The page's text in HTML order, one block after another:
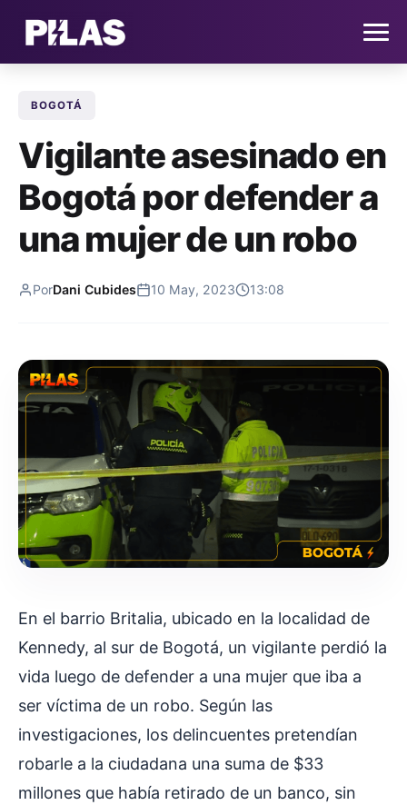
NOTICIAS
QUIÉNES SOMOS
CONTACTO
BOGOTÁ
Vigilante asesinado en
Bogotá por defender a
una mujer de un robo
PorDani Cubides 10 May, 2023 13:08
En el barrio Britalia, ubicado en la localidad de
Kennedy, al sur de Bogotá, un vigilante perdió la
vida luego de defender a una mujer que iba a
ser víctima de un robo. Según las
investigaciones, los delincuentes pretendían
robarle a la ciudadana una suma de $33
millones que había retirado de un banco, sin